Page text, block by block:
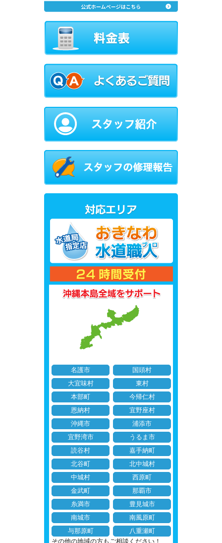
名護市
国頭村
大宜味村
東村
本部町
今帰仁村
恩納村
宜野座村
沖縄市
浦添市
宜野湾市
うるま市
読谷村
嘉手納町
北谷町
北中城村
中城村
西原町
金武町
那覇市
糸満市
豊見城市
南城市
南風原町
与那原町
八重瀬町
その他の地域の方もご相談ください！